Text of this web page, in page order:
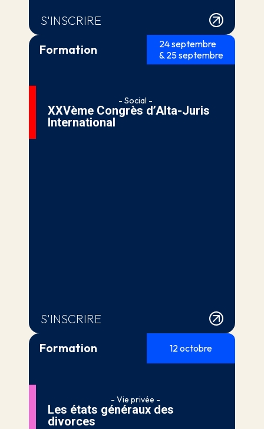
S'INSCRIRE
Formation
24 septembre
& 25 septembre
- Social -
XXVème Congrès d’Alta-Juris
International
S'INSCRIRE
Formation
12 octobre
- Vie privée -
Les états généraux des
divorces